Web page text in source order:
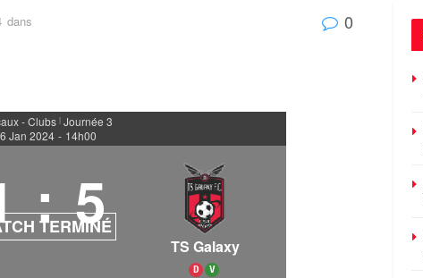
dans 0
- Clubs | Journée 3
Jan 2024 - 14h00
: 5
TERMINÉ
TS Galaxy
D V